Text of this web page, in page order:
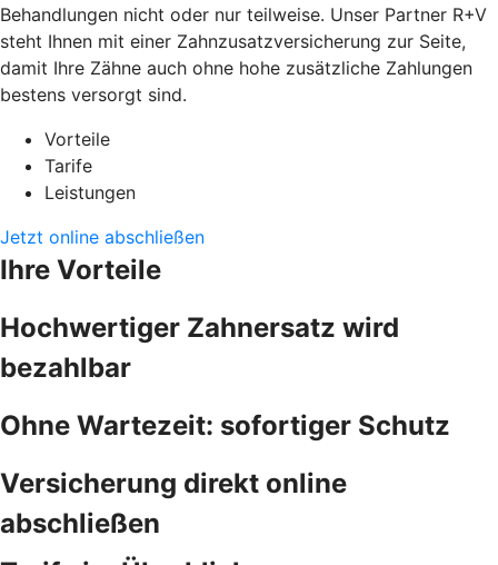
Behandlungen nicht oder nur teilweise. Unser Partner R+V
steht Ihnen mit einer Zahnzusatzversicherung zur Seite,
damit Ihre Zähne auch ohne hohe zusätzliche Zahlungen
bestens versorgt sind.
Vorteile
Tarife
Leistungen
Jetzt online abschließen
Ihre Vorteile
Hochwertiger Zahnersatz wird
bezahlbar
Ohne Wartezeit: sofortiger Schutz
Versicherung direkt online
abschließen